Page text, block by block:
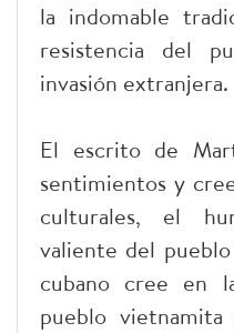
la indomable
resistencia del
invasión extranjera.
El escrito de
sentimientos y
culturales, el
valiente del
cubano cree en
pueblo